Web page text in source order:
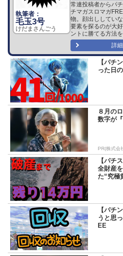
毛玉3号
けだまさんごう
常連投稿者からパ
チマガスロマガ
物。顔出ししてい
要素を探るのが大
ントに勝てる方法
詳
【パチ
った日
８月の
数字が
PR(株式会
【パチ
全財産
た“究極
【パチ
うと思
EE